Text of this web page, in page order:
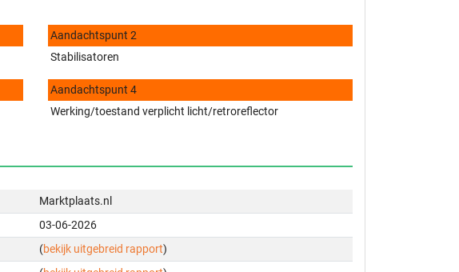
Aandachtspunt 2
Stabilisatoren
Aandachtspunt 4
Werking/toestand verplicht licht/retroreflector
Marktplaats.nl
03-06-2026
(bekijk uitgebreid rapport)